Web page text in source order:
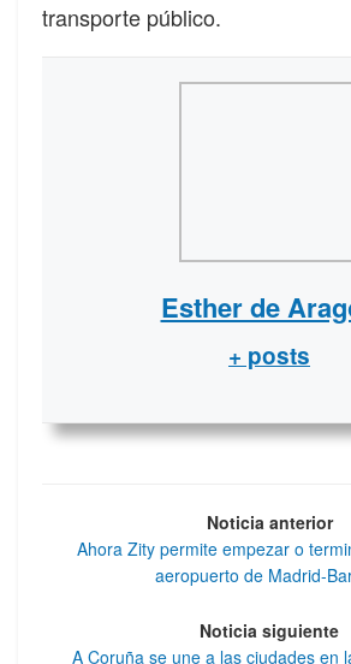
transporte público.
Esther de
+ posts
Noticia anterior
Ahora Zity permite empezar o
aeropuerto de Madrid-
Noticia siguiente
A Coruña se une a las ciudades en